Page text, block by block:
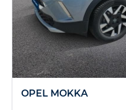
OPEL MOKKA